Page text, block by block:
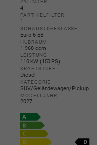
ZYLINDER
4
PARTIKELFILTER
1
SCHADSTOFFKLASSE
Euro 6 EB
HUBRAUM
1.968 ccm
LEISTUNG
110 kW (150 PS)
KRAFTSTOFF
Diesel
KATEGORIE
SUV/Geländewagen/Pickup
MODELLJAHR
2027